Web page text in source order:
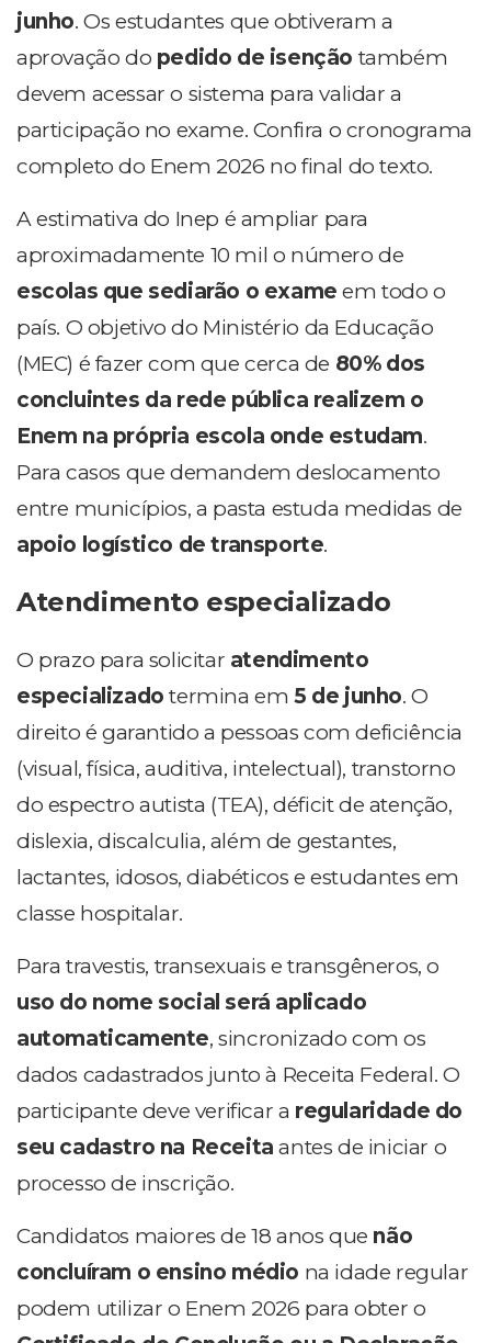
junho. Os estudantes que obtiveram a
aprovação do pedido de isenção também
devem acessar o sistema para validar a
participação no exame. Confira o cronograma
completo do Enem 2026 no final do texto.
A estimativa do Inep é ampliar para
aproximadamente 10 mil o número de
escolas que sediarão o exame em todo o
país. O objetivo do Ministério da Educação
(MEC) é fazer com que cerca de 80% dos
concluintes da rede pública realizem o
Enem na própria escola onde estudam.
Para casos que demandem deslocamento
entre municípios, a pasta estuda medidas de
apoio logístico de transporte.
Atendimento especializado
O prazo para solicitar atendimento
especializado termina em5 de junho. O
direito é garantido a pessoas com deficiência
(visual, física, auditiva, intelectual), transtorno
do espectro autista (TEA), déficit de atenção,
dislexia, discalculia, além de gestantes,
lactantes, idosos, diabéticos e estudantes em
classe hospitalar.
Para travestis, transexuais e transgêneros, o
uso do nome social será aplicado
automaticamente, sincronizado com os
dados cadastrados junto à Receita Federal. O
participante deve verificar a regularidade do
seu cadastro na Receita antes de iniciar o
processo de inscrição.
Candidatos maiores de 18 anos que não
concluíram o ensino médio na idade regular
podem utilizar o Enem 2026 para obter o